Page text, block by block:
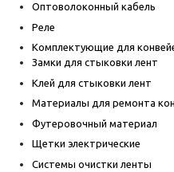
Оптоволоконный кабель
Реле
Комплектующие для
Замки для стыковки лент
Клей для стыковки лент
Материалы для ремонта
Футеровочный материал
Щетки электрические
Системы очистки ленты